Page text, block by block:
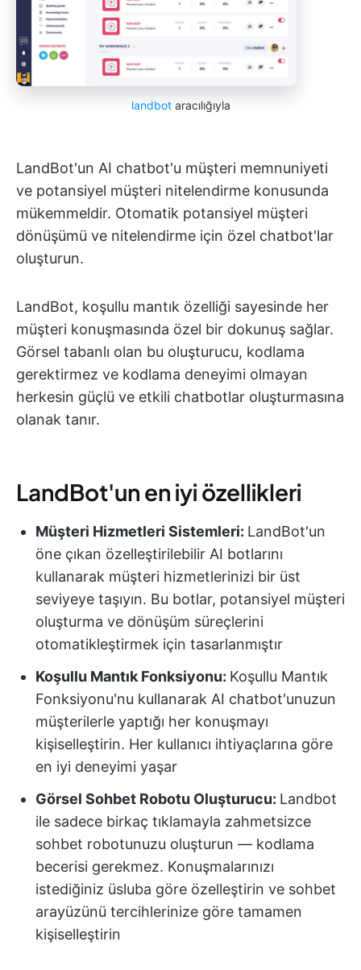
landbotaracılığıyla
LandBot'un AI chatbot'u müşteri memnuniyeti
ve potansiyel müşteri nitelendirme konusunda
mükemmeldir. Otomatik potansiyel müşteri
dönüşümü ve nitelendirme için özel chatbot'lar
oluşturun.
LandBot, koşullu mantık özelliği sayesinde her
müşteri konuşmasında özel bir dokunuş sağlar.
Görsel tabanlı olan bu oluşturucu, kodlama
gerektirmez ve kodlama deneyimi olmayan
herkesin güçlü ve etkili chatbotlar oluşturmasına
olanak tanır.
LandBot'un en iyi özellikleri
Müşteri Hizmetleri Sistemleri: LandBot'un
öne çıkan özelleştirilebilir AI botlarını
kullanarak müşteri hizmetlerinizi bir üst
seviyeye taşıyın. Bu botlar, potansiyel müşteri
oluşturma ve dönüşüm süreçlerini
otomatikleştirmek için tasarlanmıştır
Koşullu Mantık Fonksiyonu: Koşullu Mantık
Fonksiyonu'nu kullanarak AI chatbot'unuzun
müşterilerle yaptığı her konuşmayı
kişiselleştirin. Her kullanıcı ihtiyaçlarına göre
en iyi deneyimi yaşar
Görsel Sohbet Robotu Oluşturucu: Landbot
ile sadece birkaç tıklamayla zahmetsizce
sohbet robotunuzu oluşturun — kodlama
becerisi gerekmez. Konuşmalarınızı
istediğiniz üsluba göre özelleştirin ve sohbet
arayüzünü tercihlerinize göre tamamen
kişiselleştirin